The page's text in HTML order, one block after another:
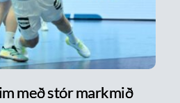
með stór markmið